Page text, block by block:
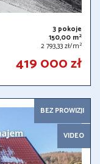
3 pokoje
150,00 m2
2 793,33 zł/m2
419 000 zł
BEZ PROWIZJI
VIDEO